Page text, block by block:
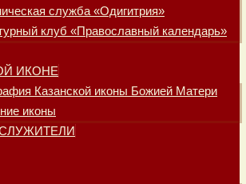
служба «Одигитрия»
клуб «Православный календарь»
ИКОНЕ
Казанской иконы Божией Матери
иконы